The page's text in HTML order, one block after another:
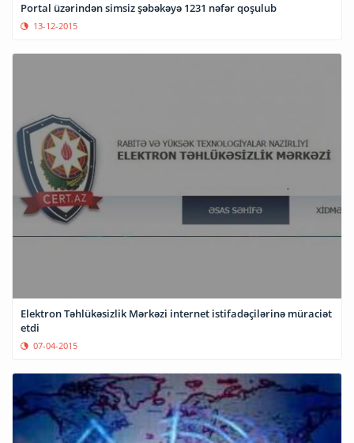
Portal üzərindən simsiz şəbəkəyə 1231 nəfər qoşulub
13-12-2015
Elektron Təhlükəsizlik Mərkəzi internet istifadəçilərinə müraciət
etdi
07-04-2015